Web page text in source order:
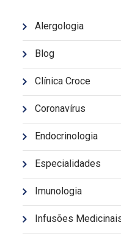
Alergologia
Blog
Clínica Croce
Coronavírus
Endocrinologia
Especialidades
Imunologia
Infusões